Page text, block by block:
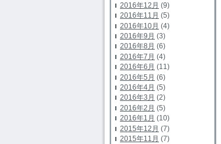
2016年12月 (9)
2016年11月 (5)
2016年10月 (4)
2016年9月 (3)
2016年8月 (6)
2016年7月 (4)
2016年6月 (11)
2016年5月 (6)
2016年4月 (5)
2016年3月 (2)
2016年2月 (5)
2016年1月 (10)
2015年12月 (7)
2015年11月 (7)